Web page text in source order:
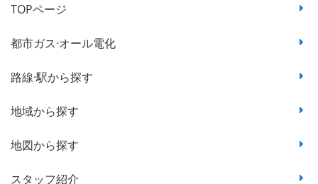
TOPページ
都市ガス·オール電化
路線·駅から探す
地域から探す
地図から探す
スタッフ紹介